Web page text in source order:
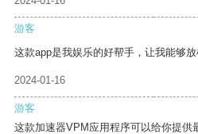
游客
这款app是我娱乐的好帮手，让我能够放
2024-01-16
游客
这款加速器VPM应用程序可以给你提供